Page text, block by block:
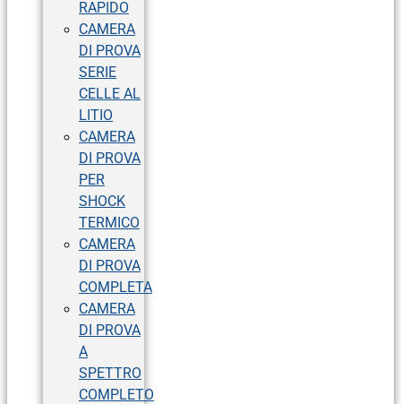
RAPIDO
CAMERA
DI PROVA
SERIE
CELLE AL
LITIO
CAMERA
DI PROVA
PER
SHOCK
TERMICO
CAMERA
DI PROVA
COMPLETA
CAMERA
DI PROVA
A
SPETTRO
COMPLETO